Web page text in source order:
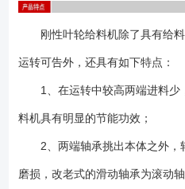
刚性叶轮给料机除了具有给料
运转可告外，还具有如下特点：
1、在运转中较高两端进料少
料机具有明显的节能功效；
2、两端轴承挑出本体之外，
磨损，改老式的滑动轴承为滚动